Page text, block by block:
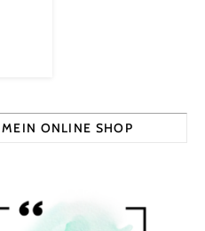
MEIN ONLINE SHOP